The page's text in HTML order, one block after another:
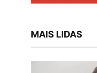
MAIS LIDAS